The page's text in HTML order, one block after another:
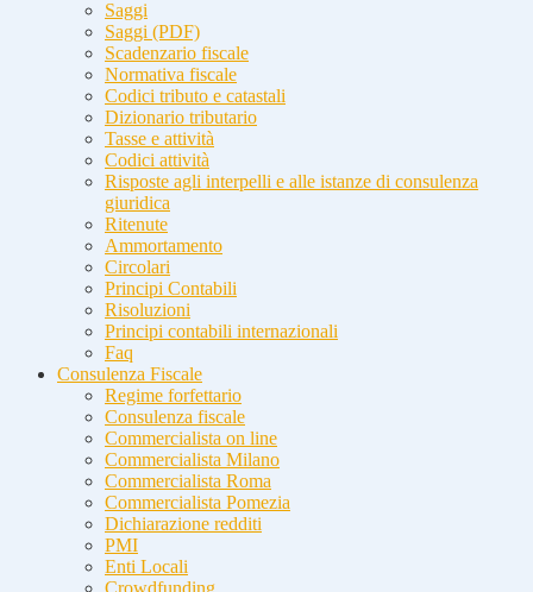
Saggi
Saggi (PDF)
Scadenzario fiscale
Normativa fiscale
Codici tributo e catastali
Dizionario tributario
Tasse e attività
Codici attività
Risposte agli interpelli e alle istanze di consulenza
giuridica
Ritenute
Ammortamento
Circolari
Principi Contabili
Risoluzioni
Principi contabili internazionali
Faq
Consulenza Fiscale
Regime forfettario
Consulenza fiscale
Commercialista on line
Commercialista Milano
Commercialista Roma
Commercialista Pomezia
Dichiarazione redditi
PMI
Enti Locali
Crowdfunding